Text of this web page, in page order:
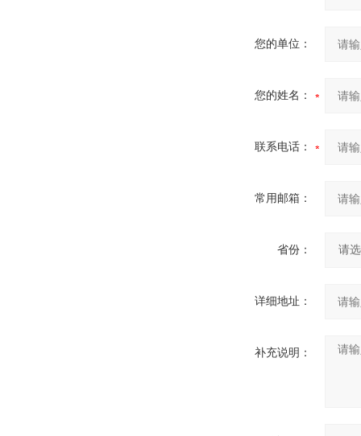
您的单位：
您的姓名：
联系电话：
常用邮箱：
省份：
详细地址：
补充说明：